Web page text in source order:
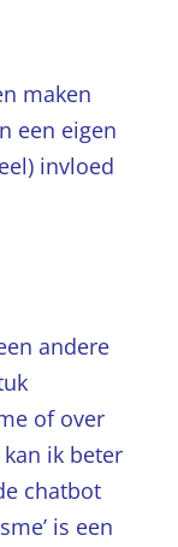
maken
een eigen
invloed
andere
of over
ik beter
chatbot
is een